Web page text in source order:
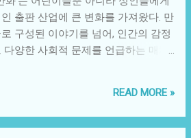
하는 데 한계를 가지기도 했다. 예를
에 관한 압박이 강하고, 이에 따라
발전에 어려움을 겪는 경우가 많다.
장 생활과 가정생활에서 갈등을 겪
있다. 하지만 편견 없는 사회를 향한
차별의 불합리성을 여실히 드러낸
출판 산업에 큰 변화를 가져왔다. 만
구성된 이야기를 넘어, 인간의 감정
양한 사회적 문제를 언급하는 매체
하며, 많은 이들이 세상을 바라보는
우리는 만화가 전통 매체와 어떻게
논의의 중요한 기제로 자리잡았는
READ MORE »